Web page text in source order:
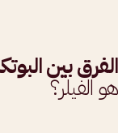
الفرق بين
هو الفيلر؟